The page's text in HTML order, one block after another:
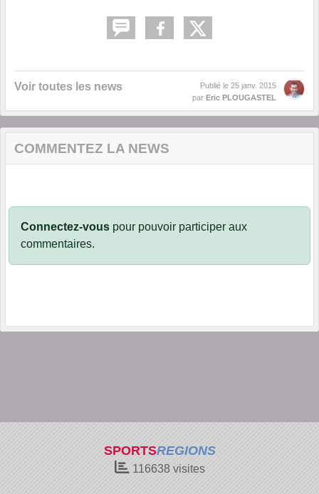
Voir toutes les news Publié le 25 janv. 2015
par Eric PLOUGASTEL
COMMENTEZ LA NEWS
Connectez-vous pour pouvoir participer aux
commentaires.
SPORTSREGIONS
116638 visites